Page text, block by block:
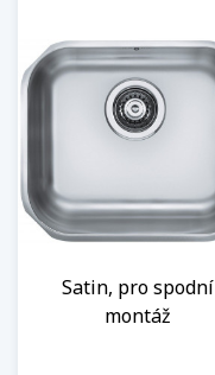
Satin, pro spodní
montáž